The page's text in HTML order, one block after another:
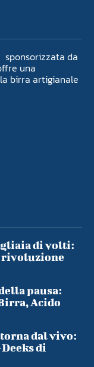
sponsorizzata da
una
birra artigianale
di volti:
rivoluzione
pausa:
Acido
dal vivo:
di